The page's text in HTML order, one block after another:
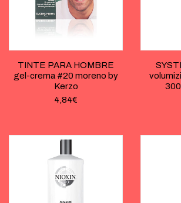
TINTE PARA HOMBRE
gel-crema #20 moreno by
Kerzo
4,84€